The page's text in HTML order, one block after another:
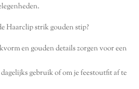
Haarclip strik gouden stip?
en gouden details zorgen voor een
gebruik of om je feestoutfit af te